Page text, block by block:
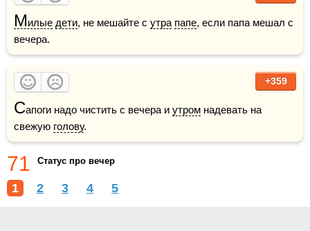
Милые дети, не мешaйте с утра папе, если пaпа мешал с
вечера.
+359
Сапоги надо чистить с вечера и утром надевать на
свежую голову.
71 Статус про вечер
1 2 3 4 5